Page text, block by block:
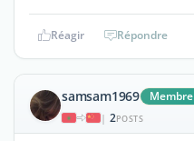
Réagir Répondre
samsam1969 Membre
| 2POSTS